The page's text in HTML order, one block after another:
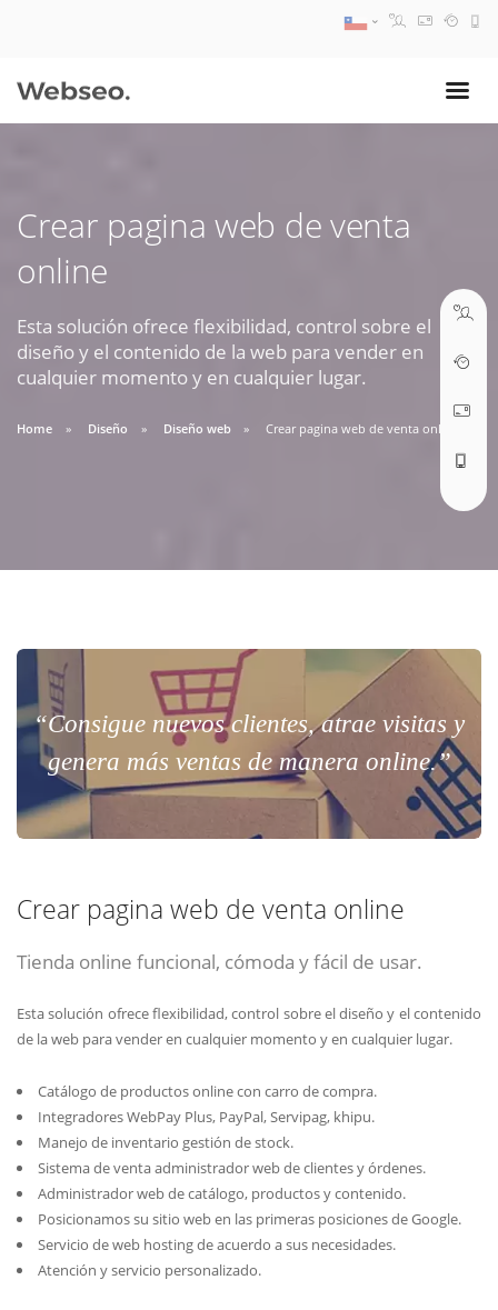
Crear pagina web de venta
online
Esta solución ofrece flexibilidad, control sobre el
diseño y el contenido de la web para vender en
cualquier momento y en cualquier lugar.
Home Diseño Diseño web Crear pagina web de venta online
“Consigue nuevos clientes, atrae visitas y
genera más ventas de manera online.”
Crear pagina web de venta online
Tienda online funcional, cómoda y fácil de usar.
Esta solución ofrece flexibilidad, control sobre el diseño y el contenido
de la web para vender en cualquier momento y en cualquier lugar.
Catálogo de productos online con carro de compra.
Integradores WebPay Plus, PayPal, Servipag, khipu.
Manejo de inventario gestión de stock.
Sistema de venta administrador web de clientes y órdenes.
Administrador web de catálogo, productos y contenido.
Posicionamos su sitio web en las primeras posiciones de Google.
Servicio de web hosting de acuerdo a sus necesidades.
Atención y servicio personalizado.
09:30 AM A 18:30 PM
ABRIR TICKET